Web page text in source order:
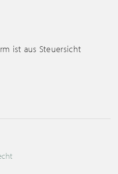
ist aus Steuersicht